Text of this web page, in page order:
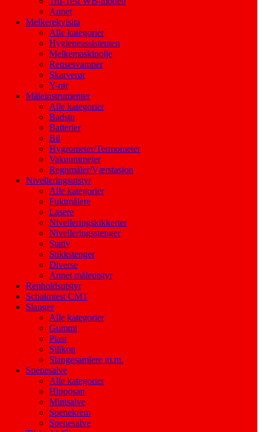
Annet
Melkerekvisita
Alle kategorier
Hygieneassistenten
Melkemaskinolje
Rensesvamper
Skarverør
Y-rør
Måleinstrumenter
Alle kategorier
Badstu
Batterier
Bil
Hygrometer/Termometer
Vakuummeter
Regnmåler/Værstasjon
Nivelleringsutstyr
Alle kategorier
Fuktmålere
Lasere
Nivelleringskikkerter
Nivelleringsstenger
Stativ
Stikkstenger
Diverse
Annet måleutstyr
Renholdsutstyr
Schalmtest CMT
Slanger
Alle kategorier
Gummi
Plast
Silikon
Slangesamlere m.m.
Spenesalve
Alle kategorier
Hipposan
Mintsalve
Spenekrem
Spenesalve